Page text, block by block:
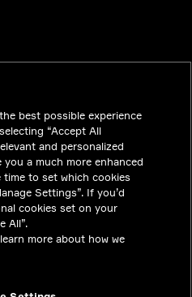
best possible experience
“Accept All
and personalized
a much more enhanced
to set which cookies
Settings”. If you’d
cookies set on your
All”.
more about how we